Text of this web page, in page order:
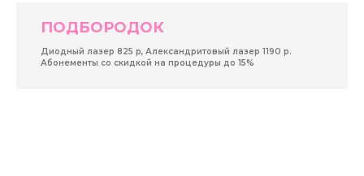
ПОДБОРОДОК
Диодный лазер 825 р, Александритовый лазер 1190 р.
Абонементы со скидкой на процедуры до 15%